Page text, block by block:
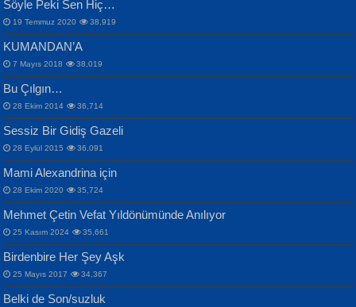
İPEK ACAR SERT
Gazze’nin Şecaati, Ümmetin İmtihanı...
MAHMUT GÜRBÜZ
İbrahim Olmak ve Bitirebilmek...
Selahattin Yıldız
İdrakimle Üşürken...
Songül Özel
Mahzen...
ERDEM BAYAZIT
Sana, Bana, Vatanıma, Ülkemin
İnsanlarına Dair...
NAZIM HİKMET RAN
Bir Cezaevinde, Tecritteki Adamın
Mektupları...
Söyle Peki Sen Hiç…
19 Temmuz 2020 38,919
KUMANDAN’A
7 Mayıs 2018 38,019
Bu Çılgın…
28 Ekim 2014 36,714
Sessiz Bir Gidiş Gazeli
28 Eylül 2015 36,091
Mami Alexandrina için
28 Ekim 2020 35,724
Mehmet Çetin Vefat Yıldönümünde Anılıyor
25 Kasım 2024 35,661
Birdenbire Her Şey Aşk
25 Mayıs 2017 34,367
Belki de Son/suzluk